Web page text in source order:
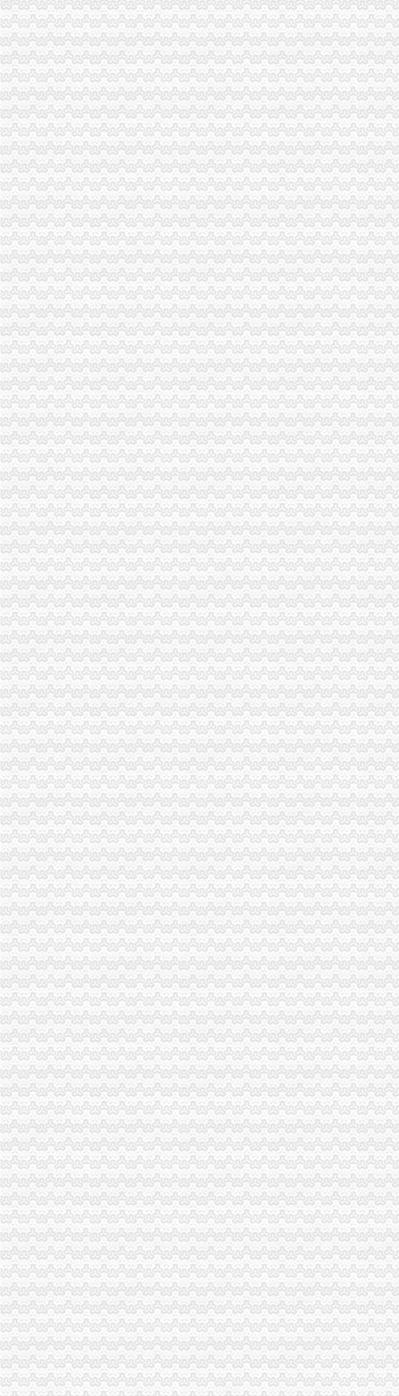
证券业务全流程无纸化解决方案[好网角文章收]
海关无纸化签约
北京海关提高通关效率助推跨境电商进口增7成_秦岛生活网
[股市360]上海通关无纸化实现海陆空全覆盖国内财经-财经
无纸化报关
长沙海关无纸化报关单超80%_城视网
宁波无纸化报关宁波电子报关宁波买单报关专业安全高效便捷-阿
电子口岸无纸化签约
龙岩关区进入通关无纸化时代惠及200多家企业_龙岩新闻_福建之窗
电子口岸与出口退税系统操作全流程实战指南【全本_书评_在线阅读】
重庆海关电话
2015国考重庆海关暂缓录用公示-公务员复习辅导-文都网校
重庆海关面试公告
重庆海关在哪里
海关关员职业发展制度研究--以重庆海关为例.pdf
重庆海关：十大新举措助渝发展_滚动_新闻_腾讯网
重庆海关注册登记
海关推进“放管服”改革进出口注册企业破100万-新华网
【重庆重庆安捷国际运输代理有限公司工资】关务待遇-看准网
海关收发货人登记证书
海关登记,海关登记手续-北京58同城
办海关进出口证书延期需要什么手续？-实务问答-中国物流交易中心
进出口货物收发货人报关注册登记证书
苏州关务天空苏州区外企业送货园区综保区申请分送集报所需资料及流
进出口货物收发货人海关注册登记证变更所需材料
海关报关单位注册登记证书
中山市：海关新政便利4900多家企业-中新网
海关注册登记证明书-济南58同城
海关报关注册登记证书
海关注册登记证三年一换的具体操作是-直辖市上海咨询信息
报关注册登记_互动百科
海关报关登记证书
海关进出口货物收发货人报关注册登记证书要到期了怎么办-免费律
中华共和国海关总署令（第127号）中华共和国海关对报关单